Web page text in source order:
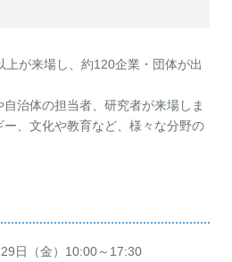
上が来場し、約120企業・団体が出
治体の担当者、研究者が来場しま
、文化や教育など、様々な分野の
日（金）10:00～17:30